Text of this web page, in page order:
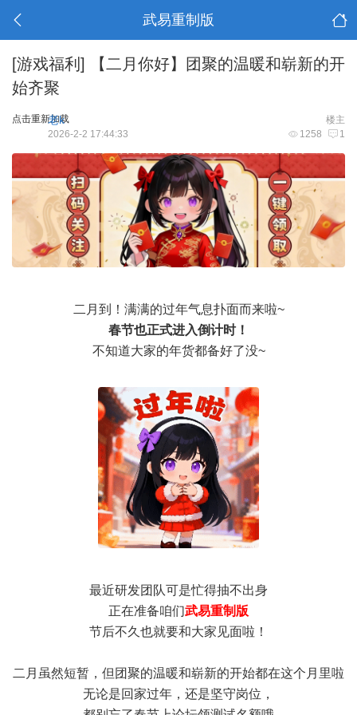
武易重制版
[游戏福利]
【二月你好】团聚的温暖和崭新的开
始齐聚
点击重新加载 楼主
老k
1258 1
2026-2-2 17:44:33
二月到！满满的过年气息扑面而来啦~
春节也正式进入倒计时！
不知道大家的年货都备好了没~
最近研发团队可是忙得抽不出身
正在准备咱们武易重制版
节后不久也就要和大家见面啦！
二月虽然短暂，但团聚的温暖和崭新的开始都在这个月里啦
无论是回家过年，还是坚守岗位，